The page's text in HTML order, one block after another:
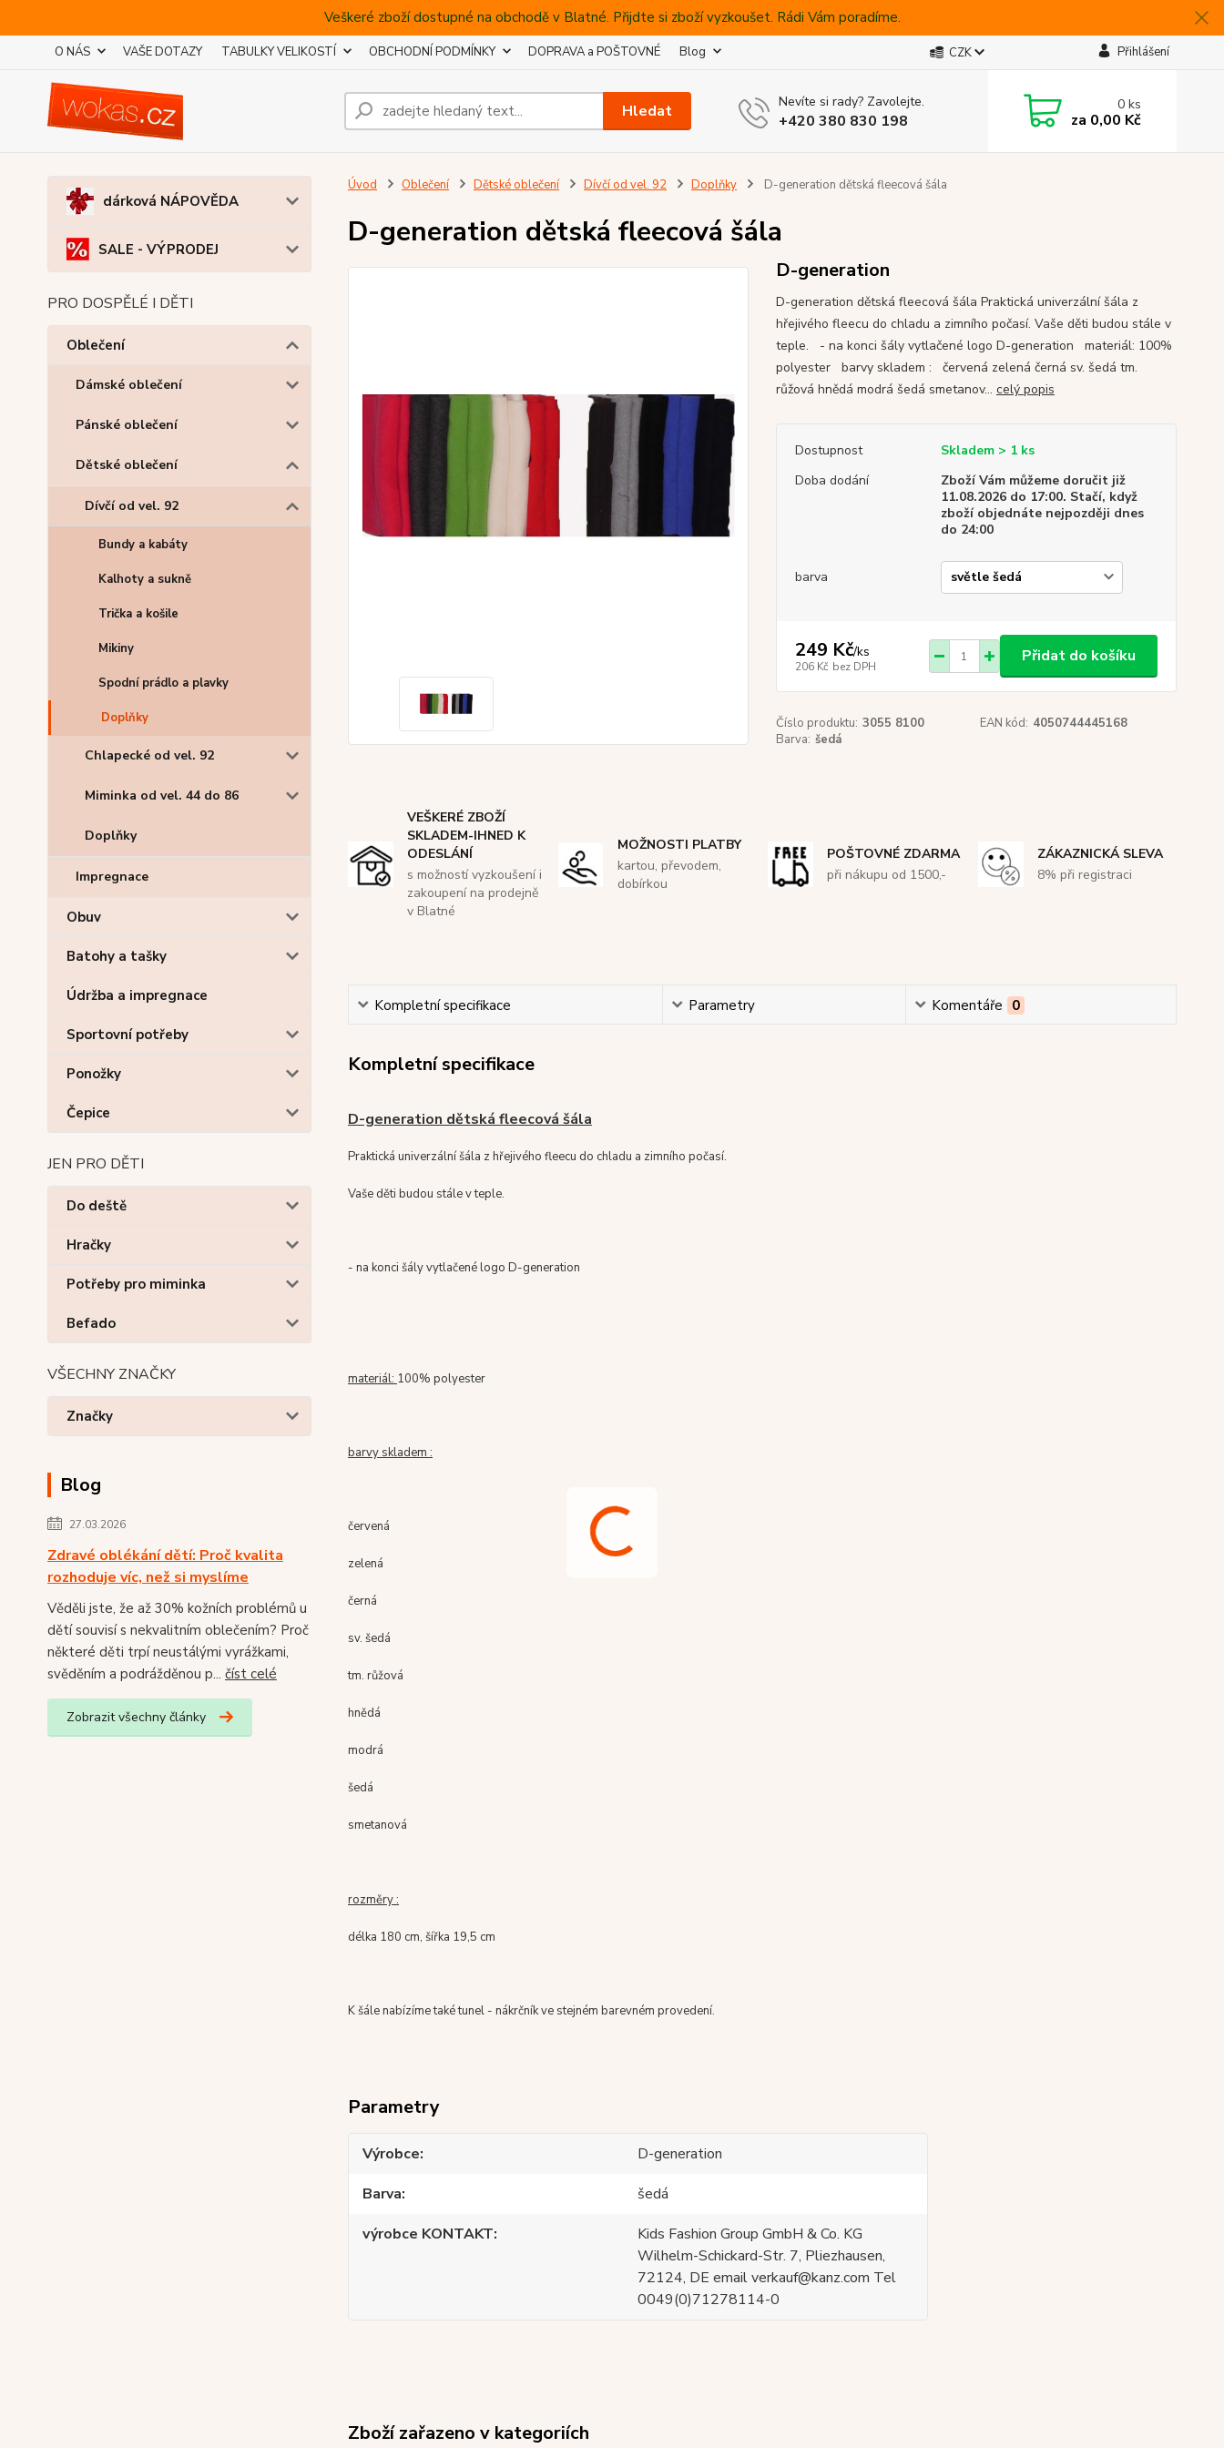
Veškeré zboží dostupné na obchodě v Blatné. Přijdte si zboží vyzkoušet. Rádi Vám poradíme.
O NÁS VAŠE DOTAZY TABULKY VELIKOSTÍ OBCHODNÍ PODMÍNKY DOPRAVA a POŠTOVNÉ Blog CZK Přihlášení
Hledat Nevíte si rady? Zavolejte.
+420 380 830 198
0ks
za 0,00 Kč
dárková NÁPOVĚDA
SALE - VÝPRODEJ
PRO DOSPĚLÉ I DĚTI
Oblečení
Dámské oblečení
Pánské oblečení
Dětské oblečení
Dívčí od vel. 92
Bundy a kabáty
Kalhoty a sukně
Trička a košile
Mikiny
Spodní prádlo a plavky
Doplňky
Chlapecké od vel. 92
Miminka od vel. 44 do 86
Doplňky
Impregnace
Obuv
Batohy a tašky
Údržba a impregnace
Sportovní potřeby
Ponožky
Čepice
JEN PRO DĚTI
Do deště
Hračky
Potřeby pro miminka
Befado
VŠECHNY ZNAČKY
Značky
Blog
27.03.2026
Zdravé oblékání dětí: Proč kvalita
rozhoduje víc, než si myslíme
Věděli jste, že až 30% kožních problémů u
dětí souvisí s nekvalitním oblečením? Proč
některé děti trpí neustálými vyrážkami,
svěděním a podrážděnou p... číst celé
Zobrazit všechny články
Úvod Oblečení Dětské oblečení Dívčí od vel. 92 Doplňky D-generation dětská fleecová šála
D-generation dětská fleecová šála
D-generation
D-generation dětská fleecová šála Praktická univerzální šála z
hřejivého fleecu do chladu a zimního počasí. Vaše děti budou stále v
teple. - na konci šály vytlačené logo D-generation materiál: 100%
polyester barvy skladem : červená zelená černá sv. šedá tm.
růžová hnědá modrá šedá smetanov... celý popis
Dostupnost
Skladem > 1 ks
Doba dodání
Zboží Vám můžeme doručit již
11.08.2026 do 17:00. Stačí, když
zboží objednáte nejpozději dnes
do 24:00
barva
249 Kč/ks
206 Kč bez DPH
Přidat do košíku
Číslo produktu: 3055 8100 EAN kód: 4050744445168
Barva: šedá
VEŠKERÉ ZBOŽÍ
SKLADEM-IHNED K
ODESLÁNÍ
s možností vyzkoušení i
zakoupení na prodejně
v Blatné
MOŽNOSTI PLATBY
kartou, převodem,
dobírkou
POŠTOVNÉ ZDARMA
při nákupu od 1500,-
ZÁKAZNICKÁ SLEVA
8% při registraci
Kompletní specifikace Parametry Komentáře 0
Kompletní specifikace
D-generation dětská fleecová šála
Praktická univerzální šála z hřejivého fleecu do chladu a zimního počasí.
Vaše děti budou stále v teple.
- na konci šály vytlačené logo D-generation
materiál: 100% polyester
barvy skladem :
červená
zelená
černá
sv. šedá
tm. růžová
hnědá
modrá
šedá
smetanová
rozměry :
délka 180 cm, šířka 19,5 cm
K šále nabízíme také tunel - nákrčník ve stejném barevném provedení.
Parametry
Výrobce
D-generation
Barva
šedá
výrobce KONTAKT
Kids Fashion Group GmbH & Co. KG
Wilhelm-Schickard-Str. 7, Pliezhausen,
72124, DE email verkauf@kanz.com Tel
0049(0)71278114-0
Zboží zařazeno v kategoriích